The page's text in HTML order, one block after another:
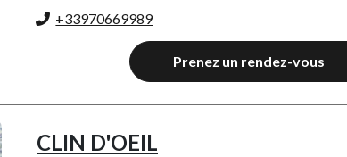
+33970669989
Prenez un rendez-vous
CLIN D'OEIL